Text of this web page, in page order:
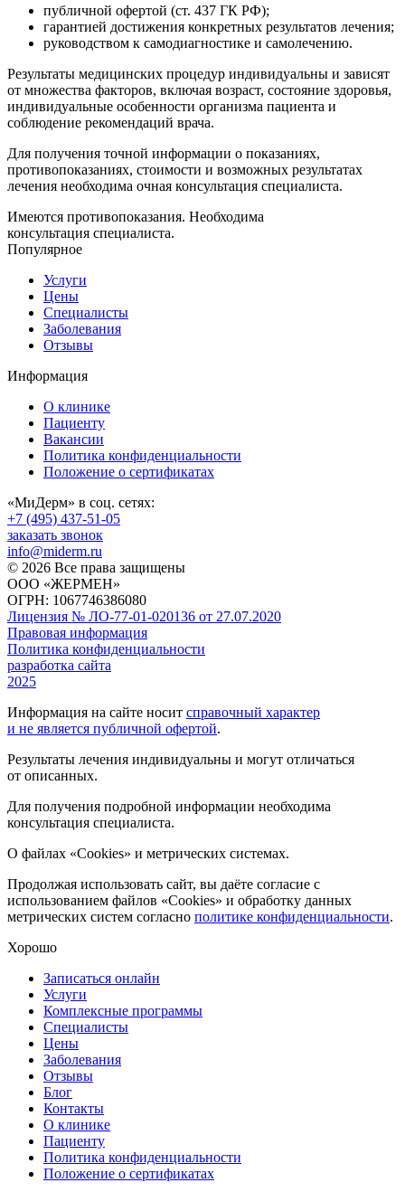
публичной офертой (ст. 437 ГК РФ);
гарантией достижения конкретных результатов лечения;
руководством к самодиагностике и самолечению.
Результаты медицинских процедур индивидуальны и зависят
от множества факторов, включая возраст, состояние здоровья,
индивидуальные особенности организма пациента и
соблюдение рекомендаций врача.
Для получения точной информации о показаниях,
противопоказаниях, стоимости и возможных результатах
лечения необходима очная консультация специалиста.
Имеются противопоказания. Необходима
консультация специалиста.
Популярное
Услуги
Цены
Специалисты
Заболевания
Отзывы
Информация
О клинике
Пациенту
Вакансии
Политика конфиденциальности
Положение о сертификатах
«МиДерм» в соц. сетях:
+7 (495) 437-51-05
заказать звонок
info@miderm.ru
© 2026 Все права защищены
ООО «ЖЕРМЕН»
ОГРН: 1067746386080
Лицензия № ЛО-77-01-020136 от 27.07.2020
Правовая информация
Политика конфиденциальности
разработка сайта
2025
Информация на сайте носит справочный характер
и не является публичной офертой.
Результаты лечения индивидуальны и могут отличаться
от описанных.
Для получения подробной информации необходима
консультация специалиста.
О файлах «Cookies» и метрических системах.
Продолжая использовать сайт, вы даёте согласие с
использованием файлов «Cookies» и обработку данных
метрических систем согласно политике конфиденциальности.
Хорошо
Записаться онлайн
Услуги
Комплексные программы
Специалисты
Цены
Заболевания
Отзывы
Блог
Контакты
О клинике
Пациенту
Политика конфиденциальности
Положение о сертификатах